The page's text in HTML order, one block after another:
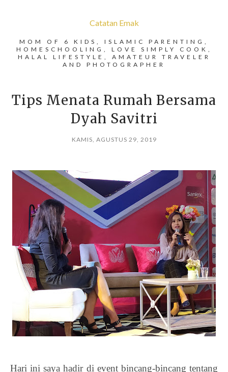
Catatan Emak
MOM OF 6 KIDS, ISLAMIC PARENTING,
HOMESCHOOLING, LOVE SIMPLY COOK,
HALAL LIFESTYLE, AMATEUR TRAVELER
AND PHOTOGRAPHER
Tips Menata Rumah Bersama
Dyah Savitri
KAMIS, AGUSTUS 29, 2019
Hari ini saya hadir di event bincang-bincang tentang